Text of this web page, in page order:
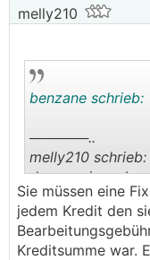
melly210
benzane schrieb:
──────..
melly210
darum wie es
wie es
Kreditsumme
Sie müssen eine
jedem Kredit den
Kreditsumme war.